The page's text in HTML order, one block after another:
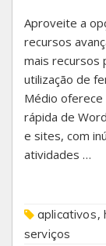
Aproveite a
recursos
mais recursos
utilização de
Médio oferece
rápida de
e sites, com
atividades …
aplicativos,
serviços